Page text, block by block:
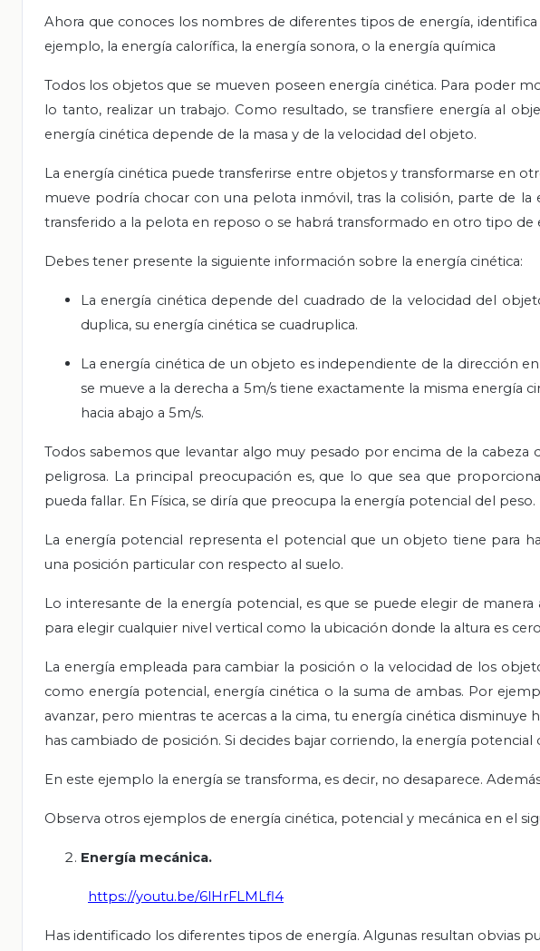
Ahora que conoces los nombres de diferentes tipos de energía,
ejemplo, la energía calorífica, la energía sonora, o la energía química
Todos los objetos que se mueven poseen energía cinética. Para poder
lo tanto, realizar un trabajo. Como resultado, se transfiere energía al
energía cinética depende de la masa y de la velocidad del objeto.
La energía cinética puede transferirse entre objetos y transformarse en
mueve podría chocar con una pelota inmóvil, tras la colisión, parte de
transferido a la pelota en reposo o se habrá transformado en otro tipo de
Debes tener presente la siguiente información sobre la energía cinética:
La energía cinética depende del cuadrado de la velocidad del
duplica, su energía cinética se cuadruplica.
La energía cinética de un objeto es independiente de la dirección
se mueve a la derecha a 5m/s tiene exactamente la misma energía
hacia abajo a 5m/s.
Todos sabemos que levantar algo muy pesado por encima de la
peligrosa. La principal preocupación es, que lo que sea que
pueda fallar. En Física, se diría que preocupa la energía potencial del peso.
La energía potencial representa el potencial que un objeto tiene para
una posición particular con respecto al suelo.
Lo interesante de la energía potencial, es que se puede elegir de
para elegir cualquier nivel vertical como la ubicación donde la altura es
La energía empleada para cambiar la posición o la velocidad de los
como energía potencial, energía cinética o la suma de ambas. Por
avanzar, pero mientras te acercas a la cima, tu energía cinética
has cambiado de posición. Si decides bajar corriendo, la energía
En este ejemplo la energía se transforma, es decir, no desaparece.
Observa otros ejemplos de energía cinética, potencial y mecánica en el
Energía mecánica.
https://youtu.be/6lHrFLMLfl4
Has identificado los diferentes tipos de energía. Algunas resultan obvias